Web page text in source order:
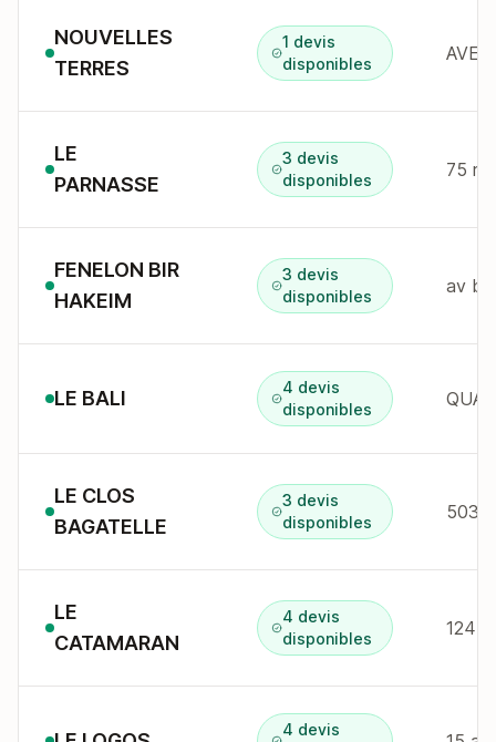
NOUVELLES
TERRES
1 devis
disponibles
LE
PARNASSE
3 devis
disponibles
75 r
FENELON BIR
HAKEIM
3 devis
disponibles
av bir
LE BALI
4 devis
disponibles
LE CLOS
BAGATELLE
3 devis
disponibles
503
LE
CATAMARAN
4 devis
disponibles
4 devis